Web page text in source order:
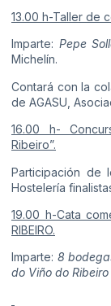
13.00 h-Taller de
Imparte: Pepe
Michelín.
Contará con la
de AGASU,
16.00 h-
Ribeiro”.
Participación de
Hostelería
19.00 h-Cata
RIBEIRO.
Imparte: 8
do Viño do Ribeiro